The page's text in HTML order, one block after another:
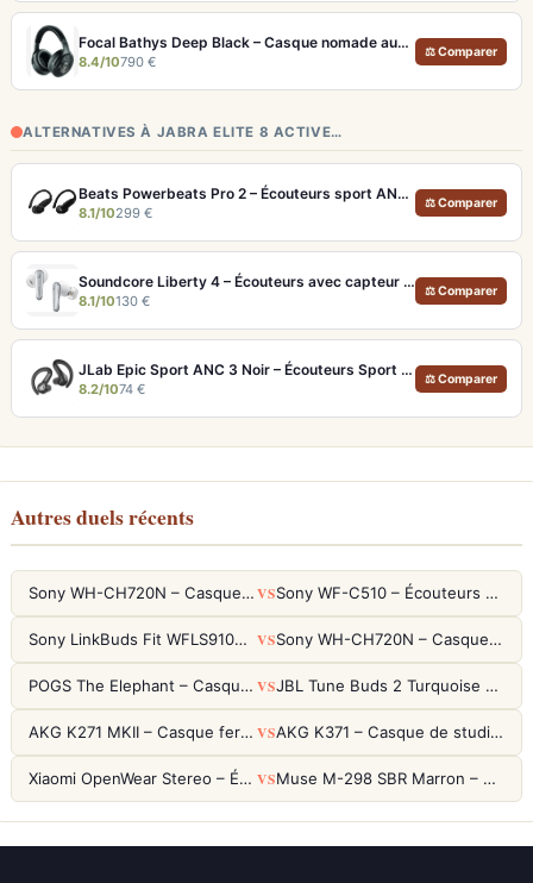
Focal Bathys Deep Black – Casque nomade audiophile ANC 30h et USB-DAC 24 bits/192 kHz
8.4/10790 €
⚖ Comparer
ALTERNATIVES À JABRA ELITE 8 ACTIVE…
Beats Powerbeats Pro 2 – Écouteurs sport ANC et Suivi Cardio
8.1/10299 €
⚖ Comparer
Soundcore Liberty 4 – Écouteurs avec capteur de fréquence cardiaque et LDAC
8.1/10130 €
⚖ Comparer
JLab Epic Sport ANC 3 Noir – Écouteurs Sport ANC IP66 Double Driver
8.2/1074 €
⚖ Comparer
Autres duels récents
Sony WH-CH720N – Casque ANC 35h, Ultra-léger (192g) avec Processeur V1 VS Sony WF-C510 – Écouteurs True Wireless compacts, autonomie 22h et multipoint
Sony LinkBuds Fit WFLS910NW Blanc – Écouteurs Sport Ailes ANC VS Sony WH-CH720N – Casque ANC 35h, Ultra-léger (192g) avec Processeur V1
POGS The Elephant – Casque Filaire Enfants 85dB POGS-Safe™ (Éco-Responsable) VS JBL Tune Buds 2 Turquoise – Écouteurs True Wireless avec ANC et autonomie 48h
AKG K271 MKII – Casque fermé studio fiable pour une écoute neutre VS AKG K371 – Casque de studio fermé 50mm titane, réponse 5Hz-50kHz
Xiaomi OpenWear Stereo – Écouteurs Open-Ear Hi-Res avec réduction de fuite sonore VS Muse M-298 SBR Marron – Casque Bluetooth ANC avec 66h d'autonomie